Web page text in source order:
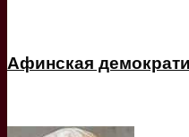
Афинская